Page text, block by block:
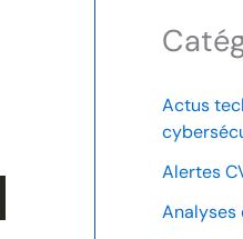
Actus
Alertes
Analyses